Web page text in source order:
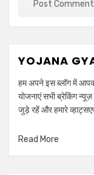
YOJANA
हम अपने इस ब्लॉग में
योजनाएं सभी ब्रेकिंग
जुड़े रहें और हमारे
Read More